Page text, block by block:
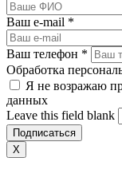
Ваш e-mail *
Ваш телефон *
Обработка
Я не возражаю
данных
Leave this field blank
X